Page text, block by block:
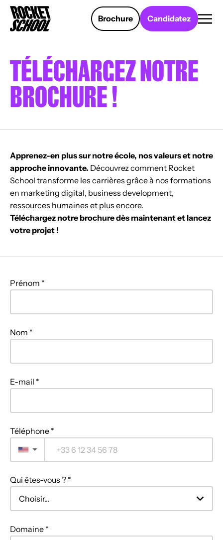
Brochure Candidatez
TÉLÉCHARGEZ NOTRE
BROCHURE !
Apprenez-en plus sur notre école, nos valeurs et notre
approche innovante. Découvrez comment Rocket
School transforme les carrières grâce à nos formations
en marketing digital, business development,
ressources humaines et plus encore.
Téléchargez notre brochure dès maintenant et lancez
votre projet !
Prénom *
Nom *
E-mail *
Téléphone *
▼
Qui êtes-vous ? *
Domaine *
Panneau de gestion des cookies